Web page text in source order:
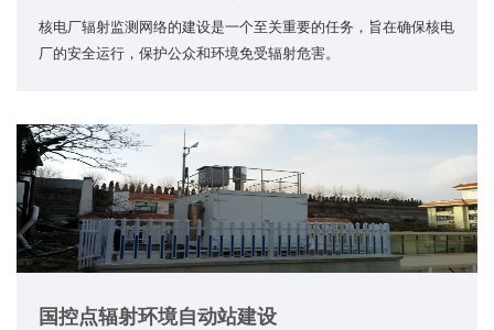
核电厂辐射监测网络的建设是一个至关重要的任务，旨在确保核电
厂的安全运行，保护公众和环境免受辐射危害。
国控点辐射环境自动站建设